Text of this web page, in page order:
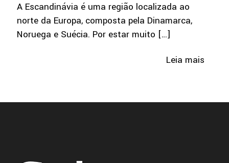
A Escandinávia é uma região localizada ao
norte da Europa, composta pela Dinamarca,
Noruega e Suécia. Por estar muito […]
Leia mais